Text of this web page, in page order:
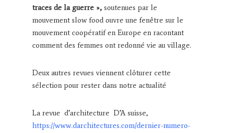
traces de la guerre », soutenues par le
mouvement slow food ouvre une fenêtre sur le
mouvement coopératif en Europe en racontant
comment des femmes ont redonné vie au village.
Deux autres revues viennent clôturer cette
sélection pour rester dans notre actualité
La revue d’architecture D’A suisse,
https://www.darchitectures.com/dernier-numero-